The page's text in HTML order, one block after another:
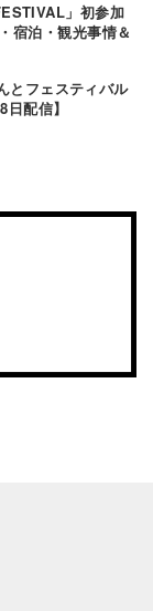
」初参加
宿泊・観光事情＆
とフェスティバル
配信】